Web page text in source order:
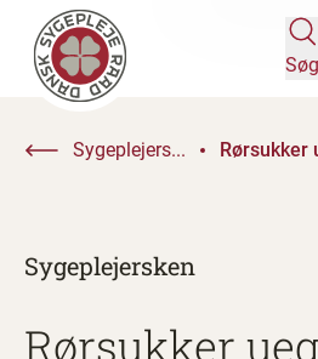
Søg
Sygeplejers... Rørsukker
Sygeplejersken
Rørsukker